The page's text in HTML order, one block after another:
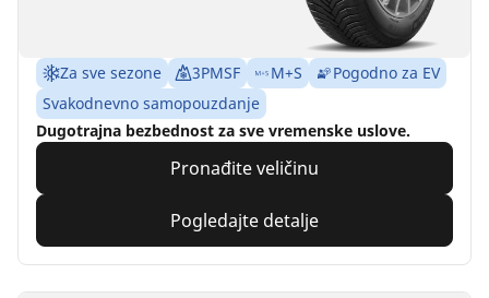
Za sve sezone 3PMSF M+S
Pogodno za EV
Svakodnevno samopouzdanje
Dugotrajna bezbednost za sve vremenske uslove.
Pronađite veličinu
Pogledajte detalje